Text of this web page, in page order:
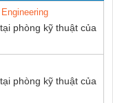
phòng kỹ thuật của
phòng kỹ thuật của